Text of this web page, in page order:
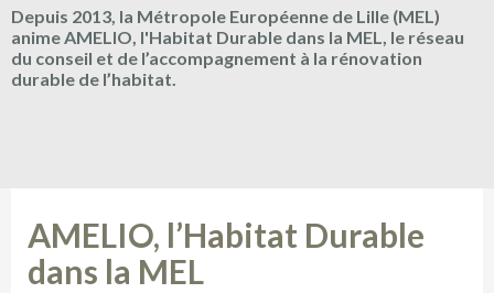
Depuis 2013, la Métropole Européenne de Lille (MEL)
anime AMELIO, l'Habitat Durable dans la MEL, le réseau
du conseil et de l’accompagnement à la rénovation
durable de l’habitat.
AMELIO, l’Habitat Durable
dans la MEL